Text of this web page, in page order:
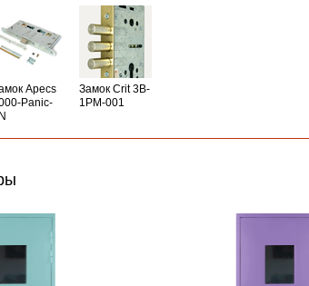
Apecs
Panic-
Замок Crit 3B-
1PM-001